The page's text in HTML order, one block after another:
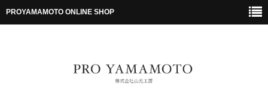
PROYAMAMOTO ONLINE SHOP